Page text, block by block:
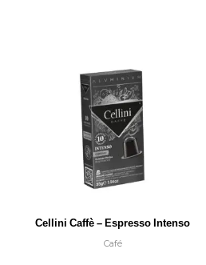
Cellini Caffè – Espresso Intenso
Café